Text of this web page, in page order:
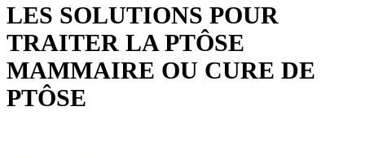
LES SOLUTIONS POUR
TRAITER LA PTÔSE
MAMMAIRE OU CURE DE
PTÔSE